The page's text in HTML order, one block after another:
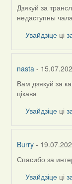
to
by
Дзякуй за
недаступны
Увайдзіце ці
nasta -
In
reply
Harrier
Вам дзякуй за
цікава
Увайдзіце ці
Burry -
In
reply
Спасибо за
Увайдзіце ці